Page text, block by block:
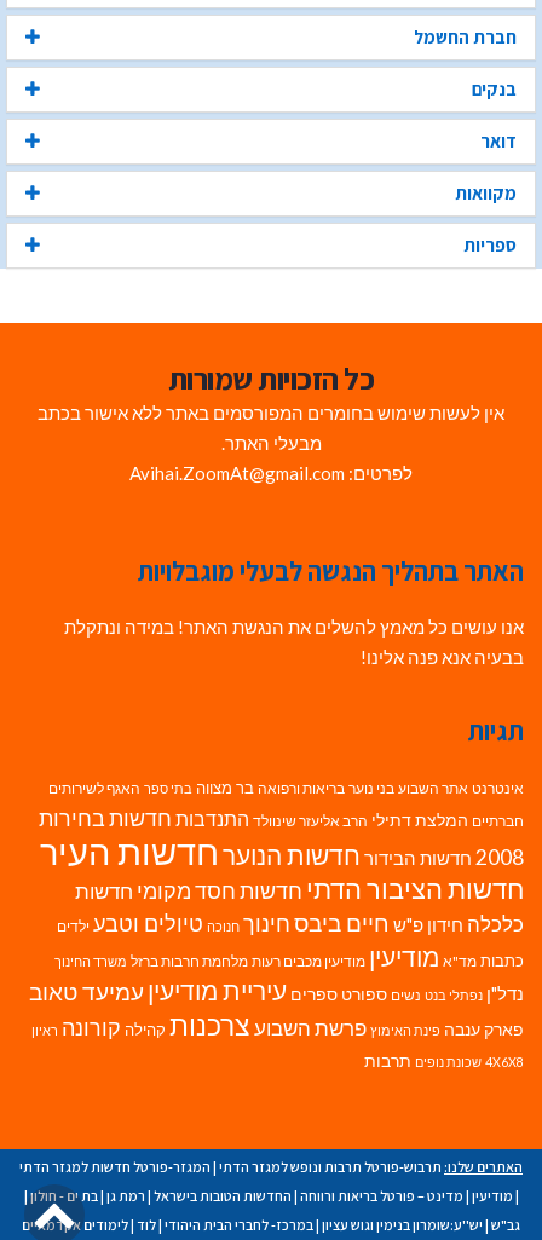
חברת החשמל
בנקים
דואר
מקוואות
ספריות
כל הזכויות שמורות
אין לעשות שימוש בחומרים המפורסמים באתר ללא אישור בכתב
מבעלי האתר.
לפרטים: Avihai.ZoomAt@gmail.com
האתר בתהליך הנגשה לבעלי מוגבלויות
אנו עושים כל מאמץ להשלים את הנגשת האתר! במידה ונתקלת
בבעיה אנא פנה אלינו!
תגיות
אינטרנט אתר השבוע בני נוער בריאות ורפואה בר מצווה בתי ספר האגף לשירותים
חברתיים המלצת דתילי הרב אליעזר שינוולד התנדבות חדשות בחירות
2008 חדשות הבידור חדשות הנוערחדשות העיר
חדשות הציבור הדתי חדשות חסד מקומי חדשות
כלכלה חידון פ"ש חיים ביבסחינוך חנוכה טיולים וטבע ילדים
כתבות מד"א מודיעין מודיעין מכבים רעות מלחמת חרבות ברזל משרד החינוך
נדל"ן נפתלי בנט נשים ספורט ספרים עיריית מודיעין עמיעד טאוב
פארק ענבה פינת האימוץ פרשת השבועצרכנות קהילה קורונה ראיון
4X6X8 שכונת נופים תרבות
האתרים שלנו: תרבוש-פורטל תרבות ונופש למגזר הדתי | המגזר-פורטל חדשות למגזר הדתי
| מודיעין | מדינט – פורטל בריאות ורווחה | החדשות הטובות בישראל | רמת גן | בת ים - חולון|
גב"ש | יש''ע:שומרון בנימין וגוש עציון | במרכז- לחברי הבית היהודי |לוד |לימודים אקדמאיים